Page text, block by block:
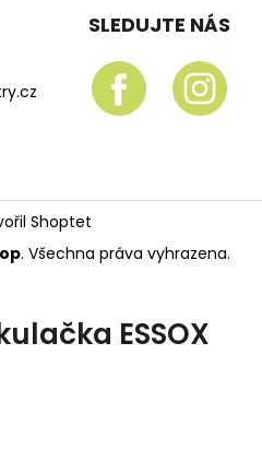
SLEDUJTE NÁS
Shoptet
. Všechna práva vyhrazena.
ESSOX